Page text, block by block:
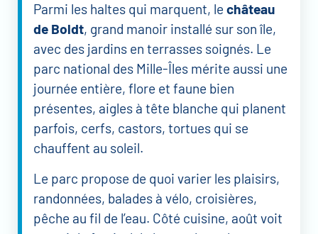
Parmi les haltes qui marquent, le château
de Boldt, grand manoir installé sur son île,
avec des jardins en terrasses soignés. Le
parc national des Mille-Îles mérite aussi une
journée entière, flore et faune bien
présentes, aigles à tête blanche qui planent
parfois, cerfs, castors, tortues qui se
chauffent au soleil.
Le parc propose de quoi varier les plaisirs,
randonnées, balades à vélo, croisières,
pêche au fil de l’eau. Côté cuisine, août voit